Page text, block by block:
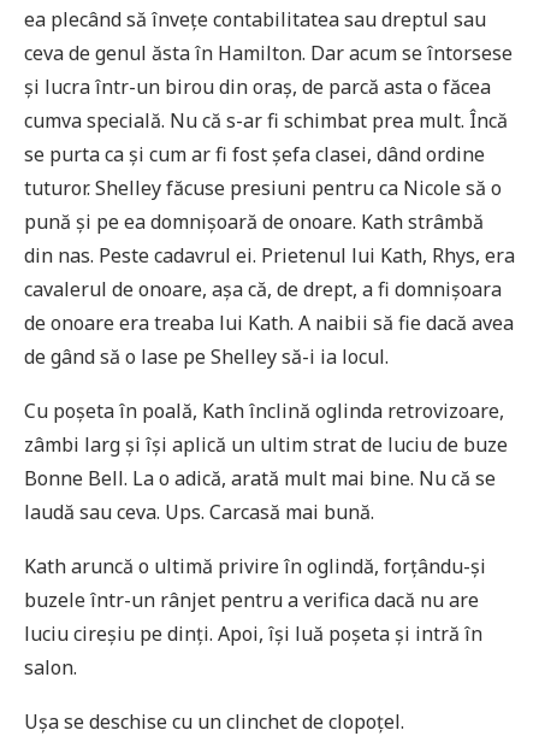
ea plecând să învețe contabilitatea sau dreptul sau
ceva de genul ăsta în Hamilton. Dar acum se întorsese
și lucra într-un birou din oraș, de parcă asta o făcea
cumva specială. Nu că s-ar fi schimbat prea mult. Încă
se purta ca și cum ar fi fost șefa clasei, dând ordine
tuturor. Shelley făcuse presiuni pentru ca Nicole să o
pună și pe ea domnișoară de onoare. Kath strâmbă
din nas. Peste cadavrul ei. Prietenul lui Kath, Rhys, era
cavalerul de onoare, așa că, de drept, a fi domnișoara
de onoare era treaba lui Kath. A naibii să fie dacă avea
de gând să o lase pe Shelley să-i ia locul.
Cu poșeta în poală, Kath înclină oglinda retrovizoare,
zâmbi larg și își aplică un ultim strat de luciu de buze
Bonne Bell. La o adică, arată mult mai bine. Nu că se
laudă sau ceva. Ups. Carcasă mai bună.
Kath aruncă o ultimă privire în oglindă, forțându-și
buzele într-un rânjet pentru a verifica dacă nu are
luciu cireșiu pe dinți. Apoi, își luă poșeta și intră în
salon.
Ușa se deschise cu un clinchet de clopoțel.